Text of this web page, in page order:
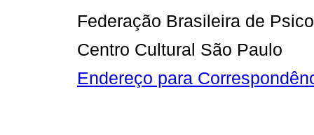
Federação Brasileira de
Centro Cultural São Paulo
Endereço para